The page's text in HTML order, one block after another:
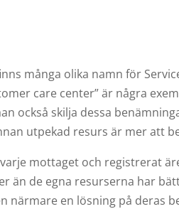
många olika namn för
care center” är några
också skilja dessa
utpekad resurs är mer att
mottaget och registrerat
än de egna resurserna har
närmare en lösning på deras